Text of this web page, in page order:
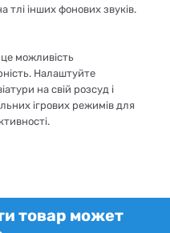
тлі інших фонових звуків.
можливість
Налаштуйте
на свій розсуд і
ігрових режимів для
товар может